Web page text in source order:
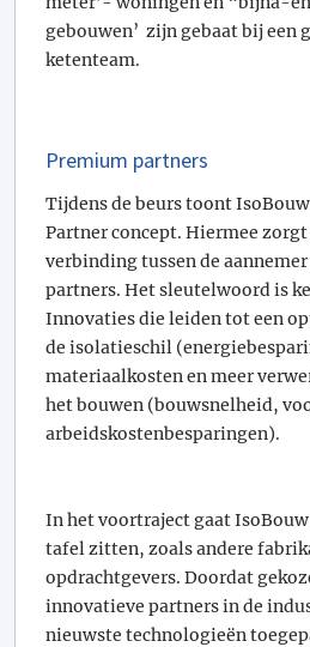
gebouwen’ zijn gebaat bij een
ketenteam.
Premium partners
Tijdens de beurs toont
Partner concept. Hiermee
verbinding tussen de
partners. Het sleutelwoord is
Innovaties die leiden tot een
de isolatieschil
materiaalkosten en meer
het bouwen (bouwsnelheid,
arbeidskostenbesparingen).
In het voortraject gaat
tafel zitten, zoals andere
opdrachtgevers. Doordat
innovatieve partners in de
nieuwste technologieën